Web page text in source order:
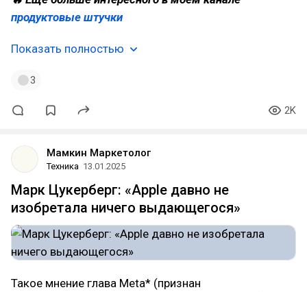
продуктовые штучки
Показать полностью
3
2K
Мамкин Маркетолог
Техника 13.01.2025
Марк Цукерберг: «Apple давно не
изобретала ничего выдающегося»
Такое мнение глава Meta* (признан